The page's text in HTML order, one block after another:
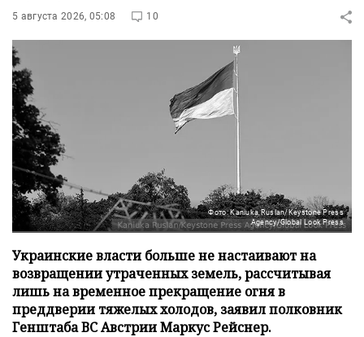
5 августа 2026, 05:08 10
Фото: Kaniuka Ruslan/Keystone Press
Agency/Global Look Press
Украинские власти больше не настаивают на
возвращении утраченных земель, рассчитывая
лишь на временное прекращение огня в
преддверии тяжелых холодов, заявил полковник
Генштаба ВС Австрии Маркус Рейснер.